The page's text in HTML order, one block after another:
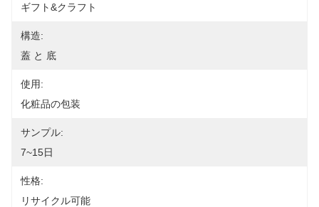
ギフト&クラフト
構造:
蓋 と 底
使用:
化粧品の包装
サンプル:
7~15日
性格:
リサイクル可能